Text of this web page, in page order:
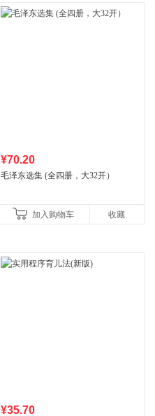
¥70.20
毛泽东选集 (全四册，大32开）
加入购物车 收藏
¥35.70